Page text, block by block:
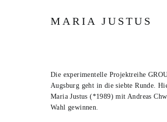
MARIA JUSTUS
Die experimentelle Projektreihe
Augsburg geht in die siebte Runde.
Maria Justus (*1989) mit Andreas
Wahl gewinnen.